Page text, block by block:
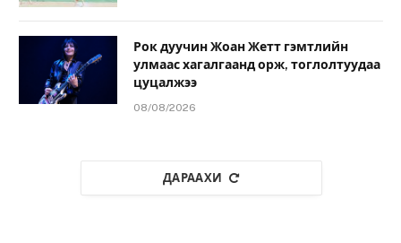
Рок дуучин Жоан Жетт гэмтлийн
улмаас хагалгаанд орж, тоглолтуудаа
цуцалжээ
08/08/2026
ДАРААХИ